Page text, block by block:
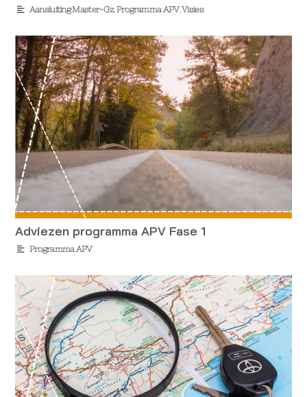
Aansluiting Master-Gz,Programma APV,Visies
Adviezen programma APV Fase 1
Programma APV